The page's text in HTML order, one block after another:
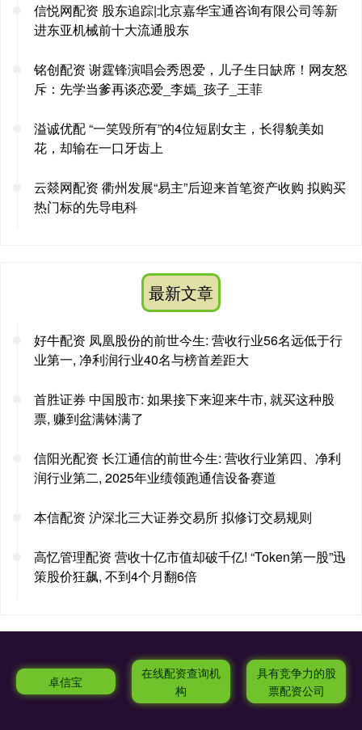
信悦网配资 股东追踪|北京嘉华宝通咨询有限公司等新
进东亚机械前十大流通股东
铭创配资 谢霆锋演唱会秀恩爱，儿子生日缺席！网友怒
斥：先学当爹再谈恋爱_李嫣_孩子_王菲
溢诚优配 “一笑毁所有”的4位短剧女主，长得貌美如
花，却输在一口牙齿上
云燚网配资 衢州发展“易主”后迎来首笔资产收购 拟购买
热门标的先导电科
最新文章
好牛配资 凤凰股份的前世今生: 营收行业56名远低于行
业第一, 净利润行业40名与榜首差距大
首胜证券 中国股市: 如果接下来迎来牛市, 就买这种股
票, 赚到盆满钵满了
信阳光配资 长江通信的前世今生: 营收行业第四、净利
润行业第二, 2025年业绩领跑通信设备赛道
本信配资 沪深北三大证券交易所 拟修订交易规则
高忆管理配资 营收十亿市值却破千亿! “Token第一股”迅
策股价狂飙, 不到4个月翻6倍
卓信宝
在线配资查询机
构
具有竞争力的股
票配资公司